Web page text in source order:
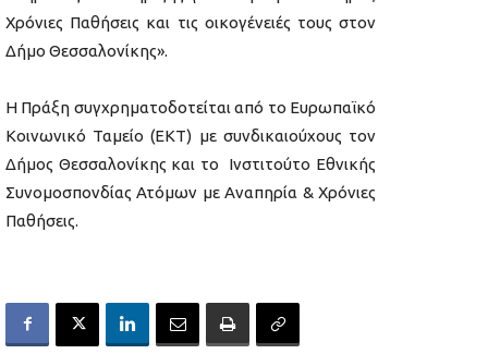
Χρόνιες Παθήσεις και τις οικογένειές τους στον
Δήμο Θεσσαλονίκης».
Η Πράξη συγχρηματοδοτείται από το Ευρωπαϊκό
Κοινωνικό Ταμείο (ΕΚΤ) με συνδικαιούχους τον
Δήμος Θεσσαλονίκης και το Ινστιτούτο Εθνικής
Συνομοσπονδίας Ατόμων με Αναπηρία & Χρόνιες
Παθήσεις.